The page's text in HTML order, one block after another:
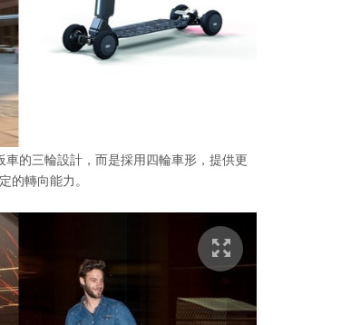
的三輪設計，而是採用四輪車形，提供更
的轉向能力。